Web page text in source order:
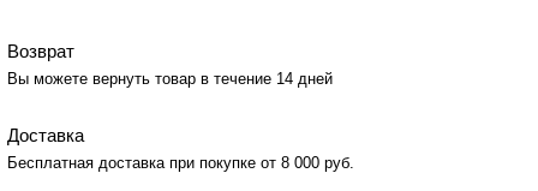
Возврат
Вы можете вернуть товар в течение 14 дней
Доставка
Бесплатная доставка при покупке от 8 000 руб.